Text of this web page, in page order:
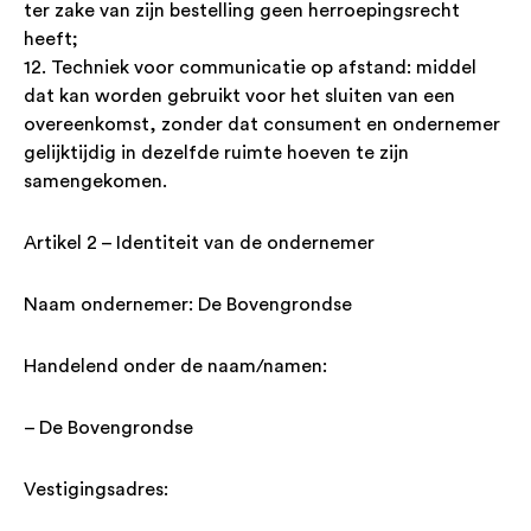
ter zake van zijn bestelling geen herroepingsrecht
heeft;
12. Techniek voor communicatie op afstand: middel
dat kan worden gebruikt voor het sluiten van een
overeenkomst, zonder dat consument en ondernemer
gelijktijdig in dezelfde ruimte hoeven te zijn
samengekomen.
Artikel 2 – Identiteit van de ondernemer
Naam ondernemer: De Bovengrondse
Handelend onder de naam/namen:
– De Bovengrondse
Vestigingsadres: